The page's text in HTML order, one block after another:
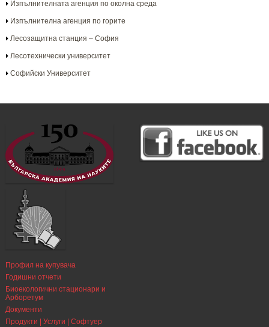
Изпълнителната агенция по околна среда
Изпълнителна агенция по горите
Лесозащитна станция – София
Лесотехнически университет
Софийски Университет
Профил на купувача
Годишни отчети
Биоекологични стационари и
Арборетум
Документи
Продукти | Услуги | Софтуер